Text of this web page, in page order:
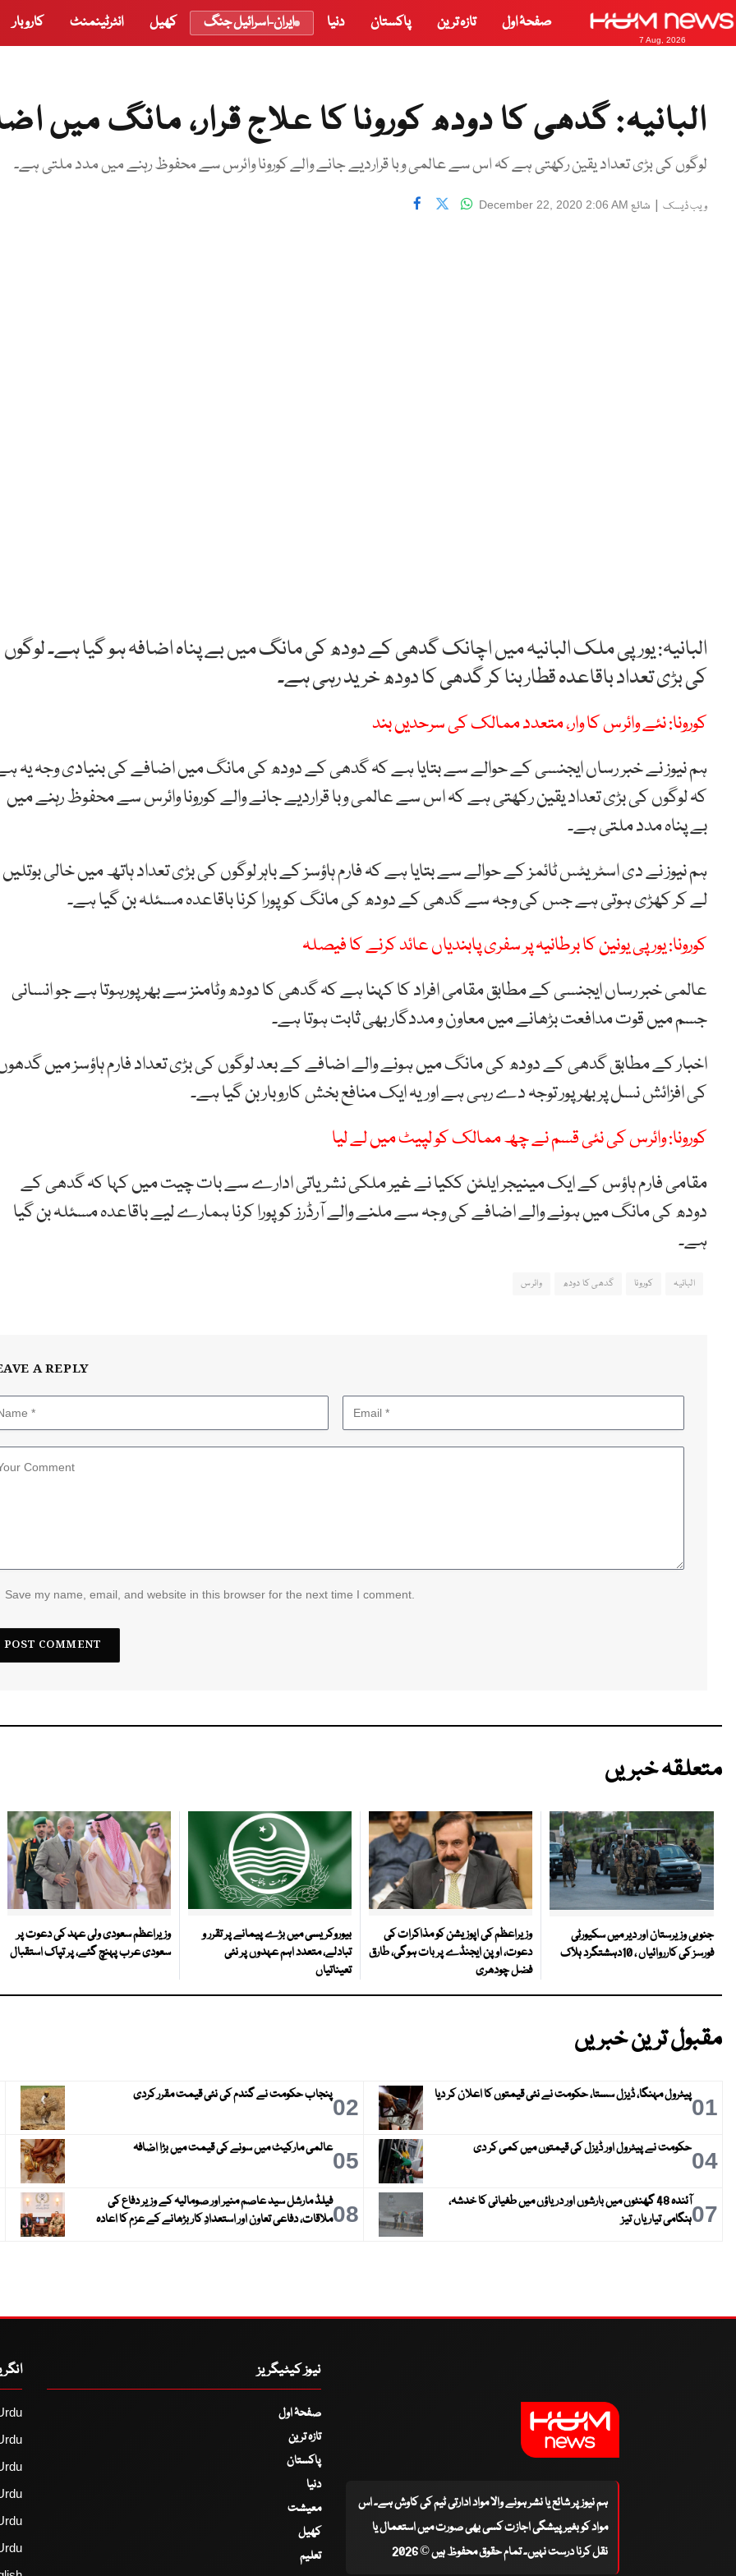
7 Aug, 2026
صفحۂ اول تازہ ترین پاکستان دنیا ایران-اسرائیل جنگ کھیل انٹرٹینمنٹ کاروبار
البانیہ: گدھی کا دودھ کورونا کا علاج قرار، مانگ میں
لوگوں کی بڑی تعداد یقین رکھتی ہے کہ اس سے عالمی وبا قراردیے جانے والے کورونا وائرس سے محفوظ رہنے میں مدد ملتی ہے۔
ویب ڈیسک | شائع December 22, 2020 2:06 AM
البانیہ: یورپی ملک البانیہ میں اچانک گدھی کے دودھ کی مانگ میں بے پناہ اضافہ ہو گیا ہے۔ لوگوں
کی بڑی تعداد باقاعدہ قطار بنا کر گدھی کا دودھ خرید رہی ہے۔
کورونا: نئے وائرس کا وار، متعدد ممالک کی سرحدیں بند
ہم نیوز نے خبر رساں ایجنسی کے حوالے سے بتایا ہے کہ گدھی کے دودھ کی مانگ میں اضافے کی بنیادی وجہ یہ
کہ لوگوں کی بڑی تعداد یقین رکھتی ہے کہ اس سے عالمی وبا قراردیے جانے والے کورونا وائرس سے محفوظ رہنے میں
بے پناہ مدد ملتی ہے۔
ہم نیوز نے دی اسٹریٹس ٹائمز کے حوالے سے بتایا ہے کہ فارم ہاؤسز کے باہر لوگوں کی بڑی تعداد ہاتھ میں خالی بوتلیں
لے کر کھڑی ہوتی ہے جس کی وجہ سے گدھی کے دودھ کی مانگ کو پورا کرنا باقاعدہ مسئلہ بن گیا ہے۔
کورونا: یورپی یونین کا برطانیہ پر سفری پابندیاں عائد کرنے کا فیصلہ
عالمی خبر رساں ایجنسی کے مطابق مقامی افراد کا کہنا ہے کہ گدھی کا دودھ وٹامنز سے بھرپورہوتا ہے جو انسانی
جسم میں قوت مدافعت بڑھانے میں معاون و مددگار بھی ثابت ہوتا ہے۔
اخبار کے مطابق گدھی کے دودھ کی مانگ میں ہونے والے اضافے کے بعد لوگوں کی بڑی تعداد فارم ہاؤسز میں
کی افزائش نسل پر بھرپور توجہ دے رہی ہے اوریہ ایک منافع بخش کاروبار بن گیا ہے۔
کورونا: وائرس کی نئی قسم نے چھ ممالک کو لپیٹ میں لے لیا
مقامی فارم ہاؤس کے ایک مینیجر ایلٹن ککیا نے غیر ملکی نشریاتی ادارے سے بات چیت میں کہا کہ گدھی کے
دودھ کی مانگ میں ہونے والے اضافے کی وجہ سے ملنے والے آرڈرز کو پورا کرنا ہمارے لیے باقاعدہ مسئلہ بن گیا
ہے۔
البانیہ کورونا گدھی کا دودھ وائرس
A REPLY
Save my name, email, and website in this browser for the next time I comment.
متعلقہ خبریں
جنوبی وزیرستان اور دیر میں سکیورٹی
فورسز کی کارروائیاں ، 10دہشتگرد ہلاک
وزیراعظم کی اپوزیشن کو مذاکرات کی
دعوت، اوپن ایجنڈے پر بات ہوگی، طارق
فضل چودھری
بیوروکریسی میں بڑے پیمانے پر تقرر و
تبادلے، متعدد اہم عہدوں پر نئی
تعیناتیاں
وزیراعظم سعودی ولی عہد کی دعوت پر
سعودی عرب پہنچ گئے، پر تپاک استقبال
مقبول ترین خبریں
01پیٹرول مہنگا، ڈیزل سستا، حکومت نے نئی قیمتوں کا اعلان کر دیا 02پنجاب حکومت نے گندم کی نئی قیمت مقرر کردی
04حکومت نے پیٹرول اور ڈیزل کی قیمتوں میں کمی کر دی 05عالمی مارکیٹ میں سونے کی قیمت میں بڑا اضافہ
07
آئندہ 48 گھنٹوں میں بارشوں اور دریاؤں میں طغیانی کا خدشہ،
ہنگامی تیاریاں تیز
08فیلڈ مارشل سید عاصم منیر اور صومالیہ کے وزیر دفاع کی
ملاقات، دفاعی تعاون اور استعدادِ کار بڑھانے کے عزم کا اعادہ
ہم نیوز پر شائع یا نشر ہونے والا مواد ادارتی ٹیم کی کاوش ہے۔ اس
مواد کو بغیر پیشگی اجازت کسی بھی صورت میں استعمال یا
نقل کرنا درست نہیں۔ تمام حقوق محفوظ ہیں © 2026
نیوز کیٹیگریز
صفحۂ اول
تازہ ترین
پاکستان
دنیا
معیشت
کھیل
تعلیم